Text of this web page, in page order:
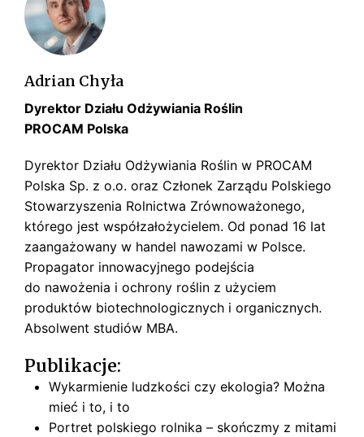
Adrian Chyła
Dyrektor Działu Odżywiania Roślin
PROCAM Polska
Dyrektor Działu Odżywiania Roślin w PROCAM
Polska Sp. z o.o. oraz Członek Zarządu Polskiego
Stowarzyszenia Rolnictwa Zrównoważonego,
którego jest współzałożycielem. Od ponad 16 lat
zaangażowany w handel nawozami w Polsce.
Propagator innowacyjnego podejścia
do nawożenia i ochrony roślin z użyciem
produktów biotechnologicznych i organicznych.
Absolwent studiów MBA.
Publikacje:
Wykarmienie ludzkości czy ekologia? Można
mieć i to, i to
Portret polskiego rolnika – skończmy z mitami